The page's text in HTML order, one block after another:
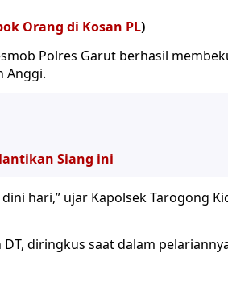
Orang di Kosan PL)
Polres Garut berhasil
Anggi.
Siang ini
hari,” ujar Kapolsek Tarogong
DT, diringkus saat dalam